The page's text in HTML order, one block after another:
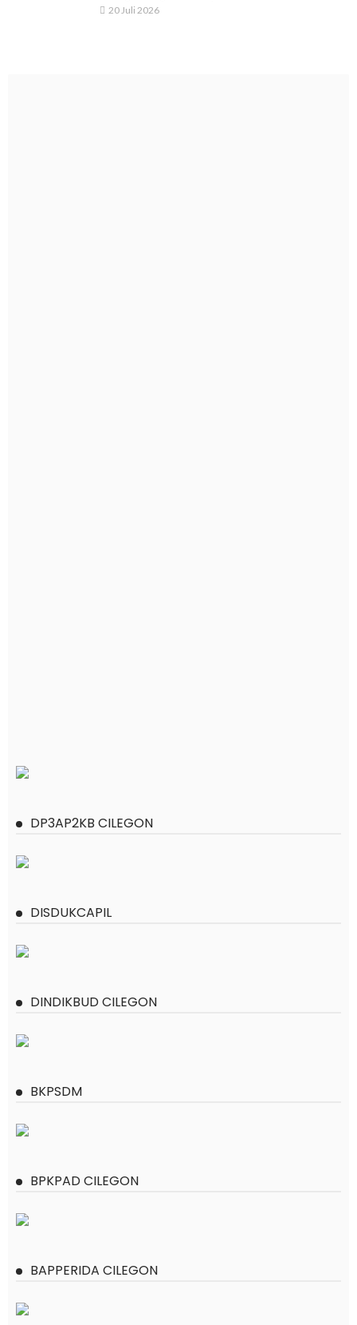
20 Juli 2026
DP3AP2KB CILEGON
DISDUKCAPIL
DINDIKBUD CILEGON
BKPSDM
BPKPAD CILEGON
BAPPERIDA CILEGON